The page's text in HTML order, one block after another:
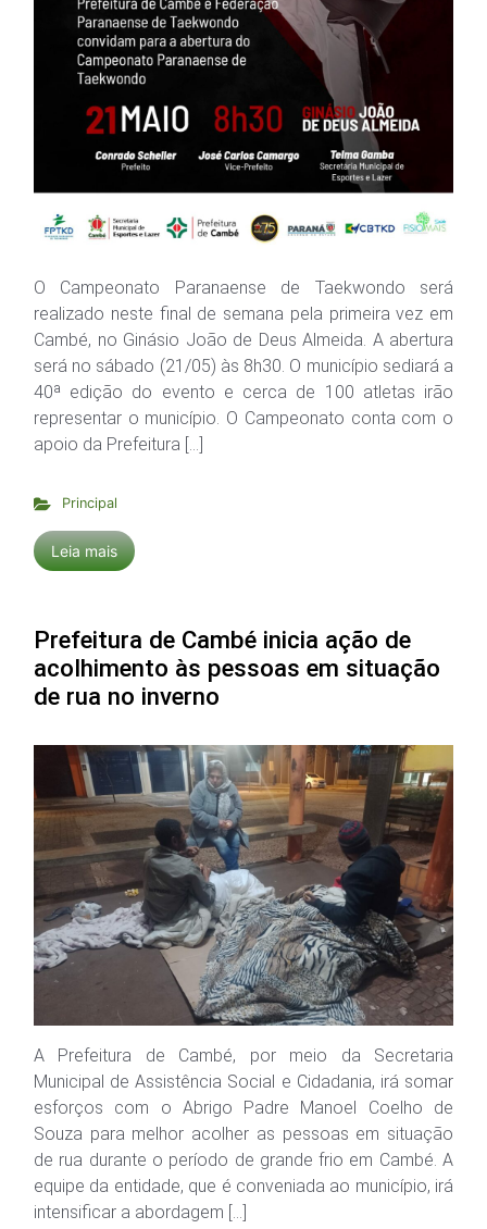
O Campeonato Paranaense de Taekwondo será
realizado neste final de semana pela primeira vez em
Cambé, no Ginásio João de Deus Almeida. A abertura
será no sábado (21/05) às 8h30. O município sediará a
40ª edição do evento e cerca de 100 atletas irão
representar o município. O Campeonato conta com o
apoio da Prefeitura […]
Principal
Leia mais
Prefeitura de Cambé inicia ação de
acolhimento às pessoas em situação
de rua no inverno
A Prefeitura de Cambé, por meio da Secretaria
Municipal de Assistência Social e Cidadania, irá somar
esforços com o Abrigo Padre Manoel Coelho de
Souza para melhor acolher as pessoas em situação
de rua durante o período de grande frio em Cambé. A
equipe da entidade, que é conveniada ao município, irá
intensificar a abordagem […]